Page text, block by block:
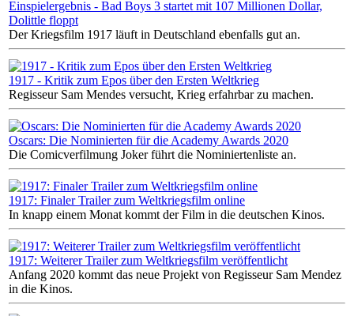
Einspielergebnis - Bad Boys 3 startet mit 107 Millionen Dollar,
Dolittle floppt
Der Kriegsfilm 1917 läuft in Deutschland ebenfalls gut an.
1917 - Kritik zum Epos über den Ersten Weltkrieg
Regisseur Sam Mendes versucht, Krieg erfahrbar zu machen.
Oscars: Die Nominierten für die Academy Awards 2020
Die Comicverfilmung Joker führt die Nominiertenliste an.
1917: Finaler Trailer zum Weltkriegsfilm online
In knapp einem Monat kommt der Film in die deutschen Kinos.
1917: Weiterer Trailer zum Weltkriegsfilm veröffentlicht
Anfang 2020 kommt das neue Projekt von Regisseur Sam Mendez
in die Kinos.